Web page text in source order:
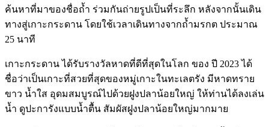
ค้นหาที่มาของชื่อถ้ำ ร่วมกันถ่ายรูปเป็นที่ระลึก หลังจากนั้นเดิน
ทางสู่เกาะกระดาน โดยใช้เวลาเดินทางจากถ้ำมรกต ประมาณ
25 นาที
เกาะกระดาน ได้รับรางวัลหาดที่ดีที่สุดในโลก ของ ปี 2023 ได้
ชื่อว่าเป็นเกาะที่สวยที่สุดของหมู่เกาะในทะเลตรัง มีหาดทราย
ขาว น้ำใส อุดมสมบูรณ์ไปด้วยฝูงปลาน้อยใหญ่ ให้ท่านได้ลงเล่น
น้ำ ดูปะการังแบบน้ำตื้น สัมผัสฝูงปลาน้อยใหญ่มากมาย